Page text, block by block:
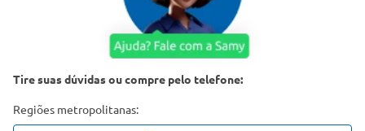
Tire suas dúvidas ou compre pelo telefone:
Regiões metropolitanas: